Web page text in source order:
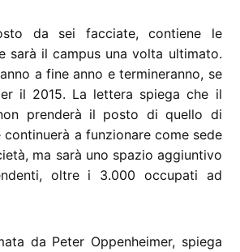
da sei facciate, contiene le
sarà il campus una volta ultimato.
a fine anno e termineranno, se
il 2015. La lettera spiega che il
prenderà il posto di quello di
a funzionare come sede
ma sarà uno spazio aggiuntivo
oltre i 3.000 occupati ad
da Peter Oppenheimer, spiega